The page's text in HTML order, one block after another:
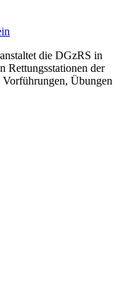
die DGzRS in
Rettungsstationen der
Übungen